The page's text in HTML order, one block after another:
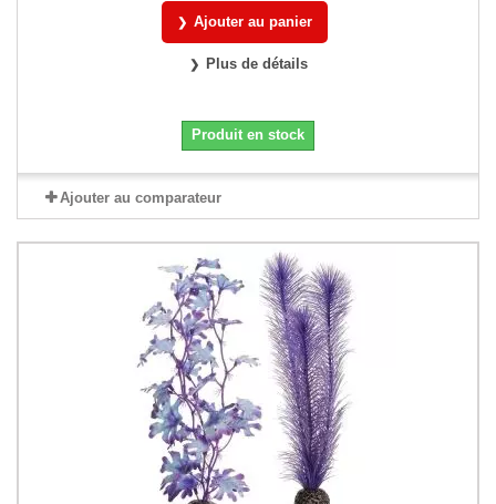
Ajouter au panier
Plus de détails
Produit en stock
Ajouter au comparateur